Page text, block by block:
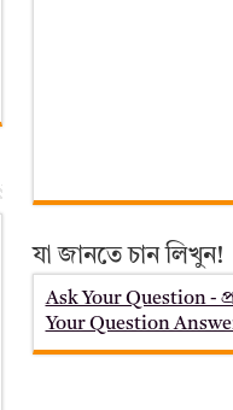
যা জানতে চান লিখুন!
Ask Your Question -
Your Question